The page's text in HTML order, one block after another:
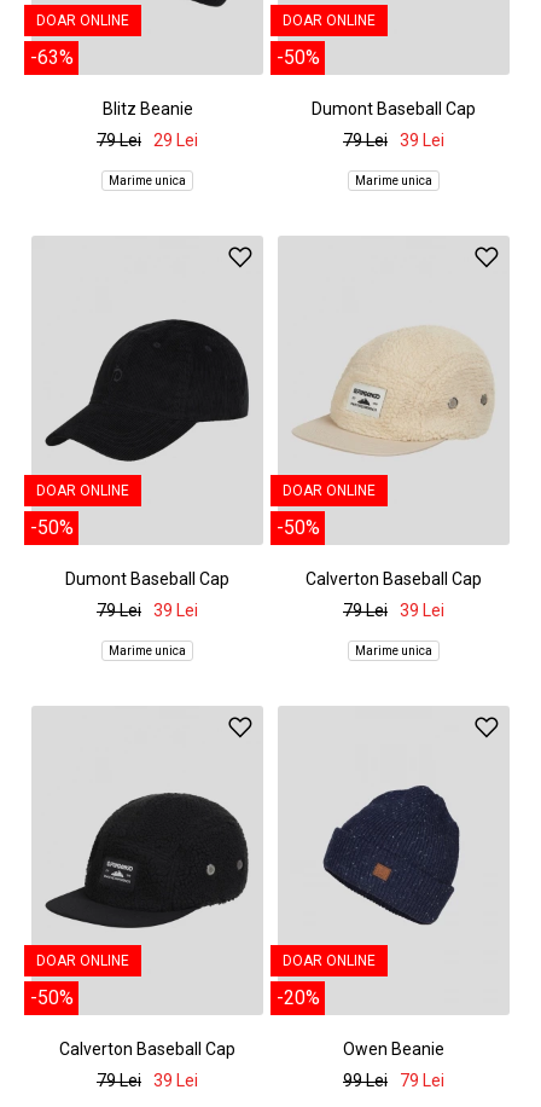
DOAR ONLINE
-63%
Blitz Beanie
79 Lei
29 Lei
Marime unica
DOAR ONLINE
-50%
Dumont Baseball Cap
79 Lei
39 Lei
Marime unica
DOAR ONLINE
-50%
Dumont Baseball Cap
79 Lei
39 Lei
Marime unica
DOAR ONLINE
-50%
Calverton Baseball Cap
79 Lei
39 Lei
Marime unica
DOAR ONLINE
-50%
Calverton Baseball Cap
79 Lei
39 Lei
DOAR ONLINE
-20%
Owen Beanie
99 Lei
79 Lei